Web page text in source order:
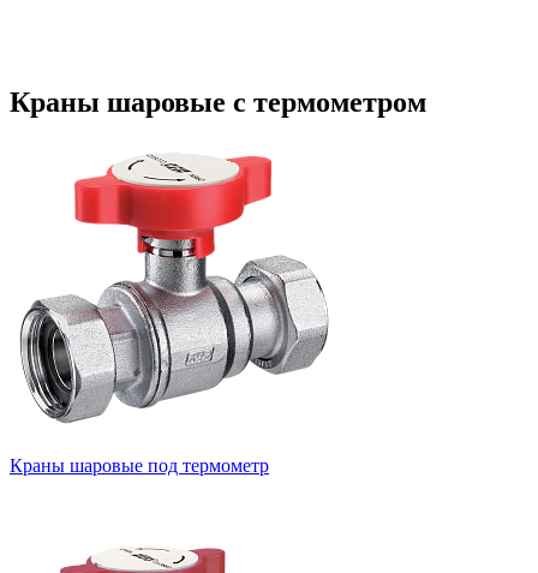
Краны шаровые с термометром
Краны шаровые под термометр